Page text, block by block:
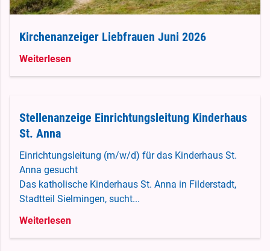
Kirchenanzeiger Liebfrauen Juni 2026
Weiterlesen
Stellenanzeige Einrichtungsleitung Kinderhaus
St. Anna
Einrichtungsleitung (m/w/d) für das Kinderhaus St.
Anna gesucht
Das katholische Kinderhaus St. Anna in Filderstadt,
Stadtteil Sielmingen, sucht...
Weiterlesen